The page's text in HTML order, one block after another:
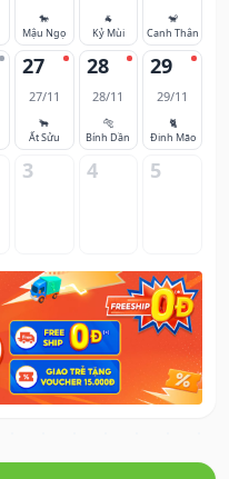
🐎
Mậu Ngọ
🐐
Kỷ Mùi
🐒
Canh Thân
27
27/11
🐂
Ất Sửu
28
28/11
🐅
Bính Dần
29
29/11
🐈
Đinh Mão
3 4 5